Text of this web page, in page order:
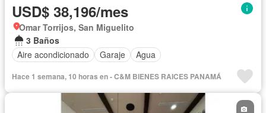
USD$ 38,196/mes
Omar Torrijos, San Miguelito
3 Baños
Aire acondicionado
Garaje Agua
Hace 1 semana, 10 horas en - C&M BIENES RAICES PANAMÁ